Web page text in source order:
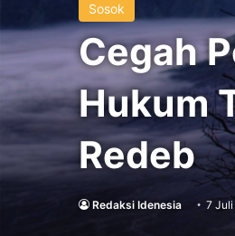
Sosok
Cegah
Hukum
Redeb
Redaksi Idenesia 7